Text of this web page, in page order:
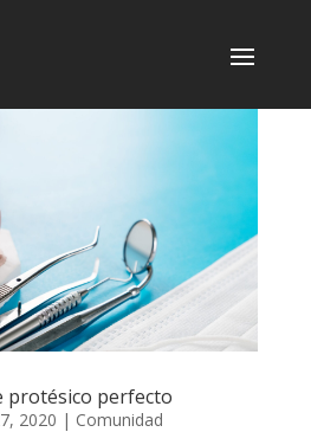
protésico perfecto
2020 | Comunidad